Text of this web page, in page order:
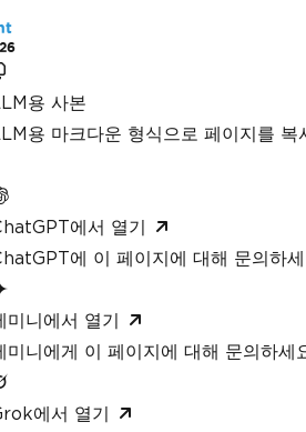
용 사본
용 마크다운 형식으로 페이지를 복
에서 열기
에 이 페이지에 대해 문의하
미니에서 열기
미니에게 이 페이지에 대해 문의하세
에서 열기